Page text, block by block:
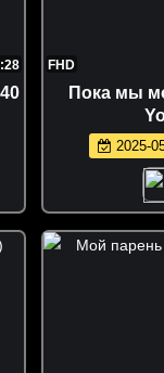
FHD
Пока мы
2025-